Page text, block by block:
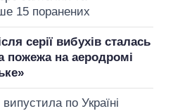
15 поранених
серії вибухів сталась
пожежа на аеродромі
випустила по Україні